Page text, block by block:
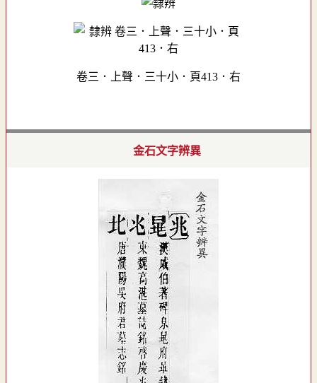
卷三．上聲．三十小．頁413．右
金石文字辨異